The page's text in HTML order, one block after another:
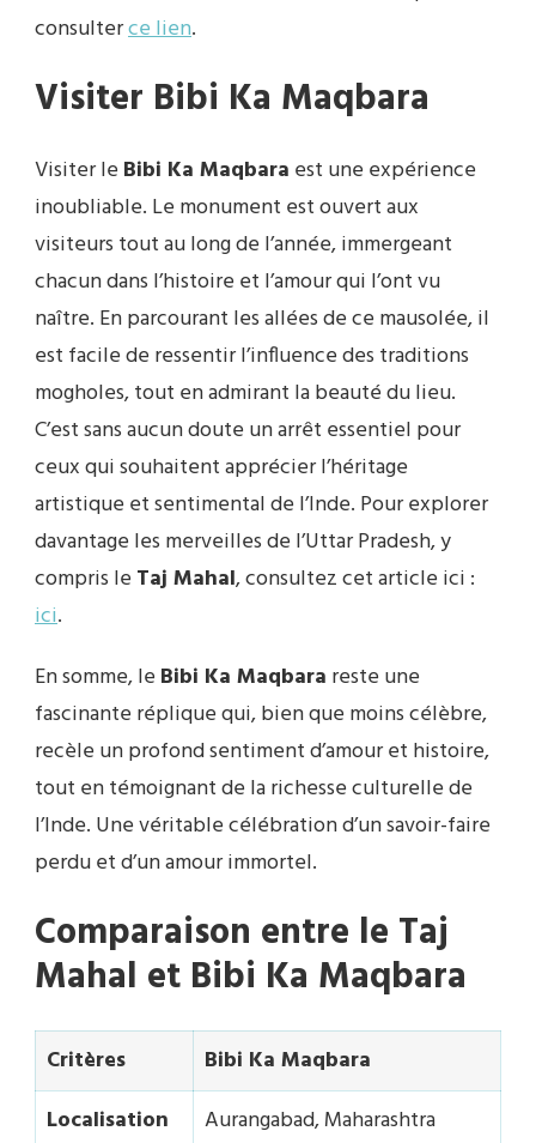
consulterce lien.
Visiter Bibi Ka Maqbara
Visiter le Bibi Ka Maqbara est une expérience
inoubliable. Le monument est ouvert aux
visiteurs tout au long de l’année, immergeant
chacun dans l’histoire et l’amour qui l’ont vu
naître. En parcourant les allées de ce mausolée, il
est facile de ressentir l’influence des traditions
mogholes, tout en admirant la beauté du lieu.
C’est sans aucun doute un arrêt essentiel pour
ceux qui souhaitent apprécier l’héritage
artistique et sentimental de l’Inde. Pour explorer
davantage les merveilles de l’Uttar Pradesh, y
compris le Taj Mahal, consultez cet article ici :
ici.
En somme, le Bibi Ka Maqbara reste une
fascinante réplique qui, bien que moins célèbre,
recèle un profond sentiment d’amour et histoire,
tout en témoignant de la richesse culturelle de
l’Inde. Une véritable célébration d’un savoir-faire
perdu et d’un amour immortel.
Comparaison entre le Taj
Mahal et Bibi Ka Maqbara
Critères
Bibi Ka Maqbara
Localisation
Aurangabad, Maharashtra